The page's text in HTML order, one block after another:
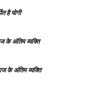
है योगी
के अंतिम व्यक्ति
के अंतिम व्यक्ति